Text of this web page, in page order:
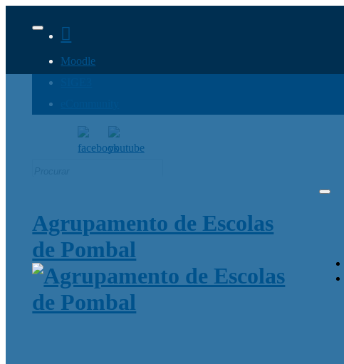
Moodle
Agrupamento de Escolas
de Pombal